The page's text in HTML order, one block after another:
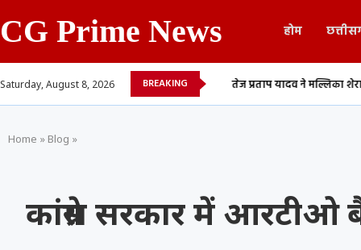
CG Prime News होम
Saturday, August 8, 2026 BREAKING
आम्रपाली दुबे के बीच... तेज प्रताप यादव ने मल्लिका शेरावत के साथ शेयर किया
Home » Blog »
कांग्रेस सरकार में आरटीओ